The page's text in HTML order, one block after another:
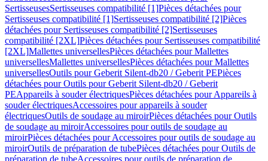
SertisseusesSertisseuses compatibilité [1]Pièces détachées pour
Sertisseuses compatibilité [1]Sertisseuses compatibilité [2]Pièces
détachées pour Sertisseuses compatibilité [2]Sertisseuses
compatibilité [2XL]Pièces détachées pour Sertisseuses compatibilité
[2XL]Mallettes universellesPièces détachées pour Mallettes
universellesMallettes universellesPièces détachées pour Mallettes
universellesOutils pour Geberit Silent-db20 / Geberit PEPièces
détachées pour Outils pour Geberit Silent-db20 / Geberit
PEAppareils à souder électriquesPièces détachées pour Appareils à
souder électriquesAccessoires pour appareils à souder
électriquesOutils de soudage au miroirPièces détachées pour Outils
de soudage au miroirAccessoires pour outils de soudage au
miroirPièces détachées pour Accessoires pour outils de soudage au
miroirOutils de préparation de tubePièces détachées pour Outils de
préparation de tubeAccessoires pour outils de préparation de